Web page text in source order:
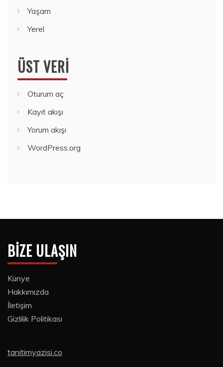
Yaşam
Yerel
ÜST VERI
Oturum aç
Kayıt akışı
Yorum akışı
WordPress.org
BIZE ULAŞIN
Künye
Hakkımızda
İletişim
Gizlilik Politikası
tanitimyazisi.co